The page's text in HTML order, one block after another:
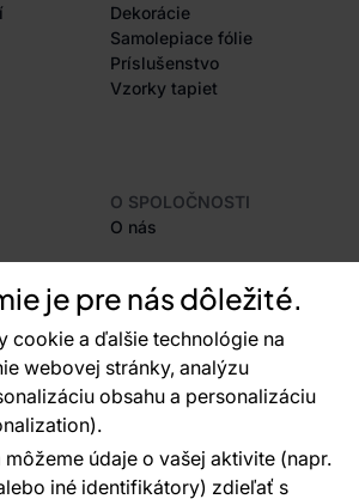
je pre nás dôležité.
cookie a ďalšie technológie na
webovej stránky, analýzu
obsahu a personalizáciu
môžeme údaje o vašej aktivite (napr.
iné identifikátory) zdieľať s
Dekorácie
Samolepiace fólie
Príslušenstvo
Vzorky tapiet
O SPOLOČNOSTI
O nás
hodín denne, 7 dní v